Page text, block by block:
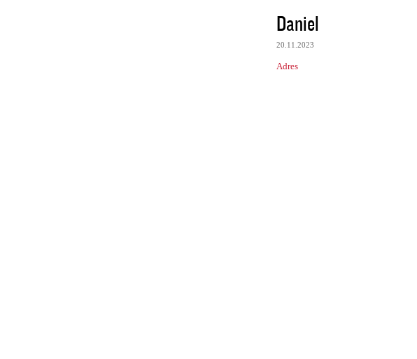
Daniel
20.11.2023
Adres